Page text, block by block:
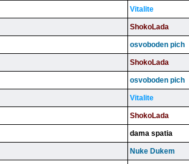
Vitalite
ShokoLada
osvoboden pich
ShokoLada
osvoboden pich
Vitalite
ShokoLada
dama spatia
Nuke Dukem